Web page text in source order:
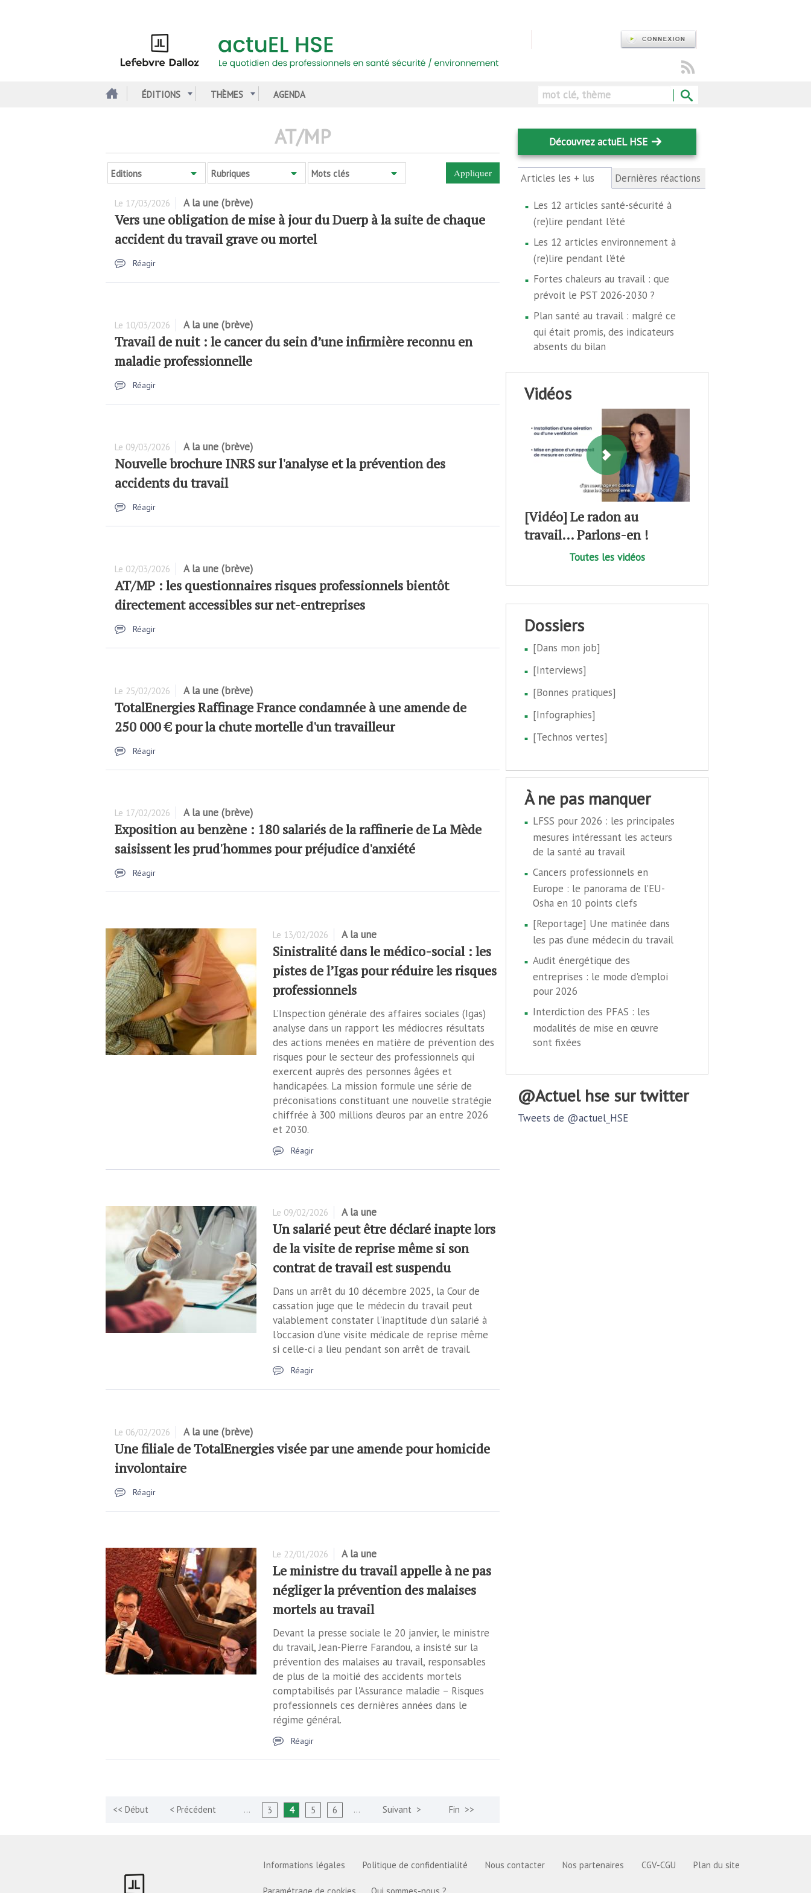
ÉDITIONS THÈMES AGENDA Rechercher
AT/MP
Editions Rubriques Mots clés
Le 17/03/2026 A la une (brève)
Vers une obligation de mise à jour du Duerp à la suite de chaque
accident du travail grave ou mortel
Réagir
Le 10/03/2026 A la une (brève)
Travail de nuit : le cancer du sein d’une infirmière reconnu en
maladie professionnelle
Réagir
Le 09/03/2026 A la une (brève)
Nouvelle brochure INRS sur l'analyse et la prévention des
accidents du travail
Réagir
Le 02/03/2026 A la une (brève)
AT/MP : les questionnaires risques professionnels bientôt
directement accessibles sur net-entreprises
Réagir
Le 25/02/2026 A la une (brève)
TotalEnergies Raffinage France condamnée à une amende de
250 000 € pour la chute mortelle d'un travailleur
Réagir
Le 17/02/2026 A la une (brève)
Exposition au benzène : 180 salariés de la raffinerie de La Mède
saisissent les prud'hommes pour préjudice d'anxiété
Réagir
Le 13/02/2026 A la une
Sinistralité dans le médico-social : les
pistes de l’Igas pour réduire les risques
professionnels
L’Inspection générale des affaires sociales (Igas)
analyse dans un rapport les médiocres résultats
des actions menées en matière de prévention des
risques pour le secteur des professionnels qui
exercent auprès des personnes âgées et
handicapées. La mission formule une série de
préconisations constituant une nouvelle stratégie
chiffrée à 300 millions d’euros par an entre 2026
et 2030.
Réagir
Le 09/02/2026 A la une
Un salarié peut être déclaré inapte lors
de la visite de reprise même si son
contrat de travail est suspendu
Dans un arrêt du 10 décembre 2025, la Cour de
cassation juge que le médecin du travail peut
valablement constater l'inaptitude d'un salarié à
l'occasion d'une visite médicale de reprise même
si celle-ci a lieu pendant son arrêt de travail.
Réagir
Le 06/02/2026 A la une (brève)
Une filiale de TotalEnergies visée par une amende pour homicide
involontaire
Réagir
Le 22/01/2026 A la une
Le ministre du travail appelle à ne pas
négliger la prévention des malaises
mortels au travail
Devant la presse sociale le 20 janvier, le ministre
du travail, Jean-Pierre Farandou, a insisté sur la
prévention des malaises au travail, responsables
de plus de la moitié des accidents mortels
comptabilisés par l'Assurance maladie – Risques
professionnels ces dernières années dans le
régime général.
Réagir
… 3 4 5 6 …
Découvrez actuEL HSE
Articles les + lus (onglet
actif)
Dernières réactions
Les 12 articles santé-sécurité à
(re)lire pendant l'été
Les 12 articles environnement à
(re)lire pendant l'été
Fortes chaleurs au travail : que
prévoit le PST 2026-2030 ?
Plan santé au travail : malgré ce
qui était promis, des indicateurs
absents du bilan
vidéos
[Vidéo] Le radon au
travail… Parlons-en !
Toutes les vidéos
dossiers
[Dans mon job]
[Interviews]
[Bonnes pratiques]
[Infographies]
[Technos vertes]
à ne pas manquer
LFSS pour 2026 : les principales
mesures intéressant les acteurs
de la santé au travail
Cancers professionnels en
Europe : le panorama de l’EU-
Osha en 10 points clefs
[Reportage] Une matinée dans
les pas d’une médecin du travail
Audit énergétique des
entreprises : le mode d'emploi
pour 2026
Interdiction des PFAS : les
modalités de mise en œuvre
sont fixées
@actuel hse sur twitter
Tweets de @actuel_HSE
Informations légales Politique de confidentialité Nous contacter Nos partenaires CGV-CGU Plan du site